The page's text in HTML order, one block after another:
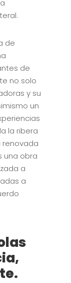
de
de
no solo
y su
un
la ribera
renovada
una obra
a
a